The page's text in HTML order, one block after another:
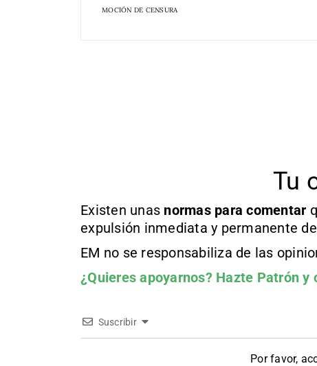
MOCIÓN DE CENSURA
Tu
Existen unas normas para comentar
expulsión inmediata y permanente
EM no se responsabiliza de las
¿Quieres apoyarnos? Hazte Patrón y
Suscribir
Por favor,